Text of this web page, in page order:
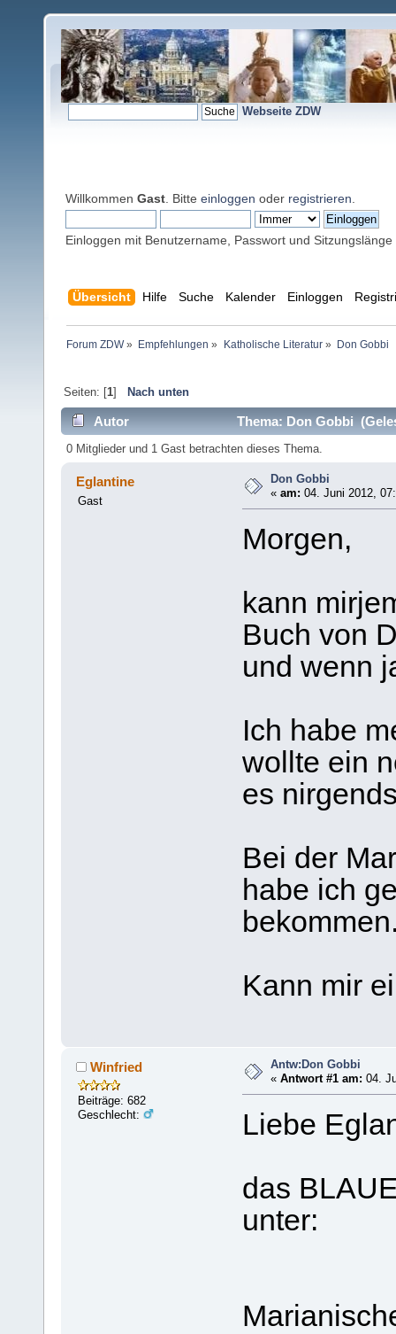
Webseite ZDW
Willkommen Gast . Bitte einloggen oder registrieren
Einloggen mit Benutzername, Passwort und Sitzungslänge
Übersicht Hilfe Suche Kalender Einloggen
Forum ZDW» Empfehlungen » Katholische Literatur» Don Gobbi
Seiten: [1] Nach unten
Autor Thema: Don Gobbi
0 Mitglieder und 1 Gast betrachten dieses Thema.
Eglantine
Gast
Don Gobbi
«am: 04. Juni 2012,
Morgen,
kann
Buch von
und wenn
Ich habe
wollte ein
es
Bei der
habe ich
Kann mir
Winfried
Beiträge: 682
Geschlecht:
Antw:Don Gobbi
«Antwort #1 am: 04.
Liebe
das
unter: